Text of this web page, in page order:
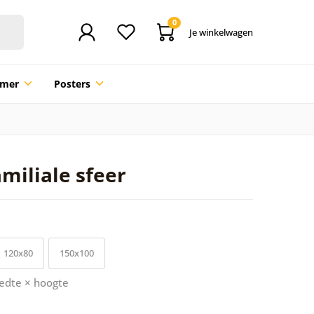
0
Je winkelwagen
Posters
sfeer
120x80 150x100
× hoogte